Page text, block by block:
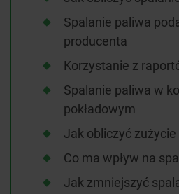
Spalanie paliwa
producenta
Korzystanie z
Spalanie paliwa w
pokładowym
Jak obliczyć
Co ma wpływ na
Jak zmniejszyć